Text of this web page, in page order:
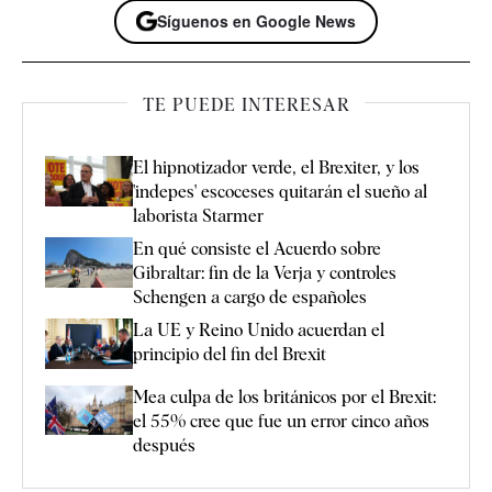
Síguenos en Google News
TE PUEDE INTERESAR
El hipnotizador verde, el Brexiter, y los
'indepes' escoceses quitarán el sueño al
laborista Starmer
En qué consiste el Acuerdo sobre
Gibraltar: fin de la Verja y controles
Schengen a cargo de españoles
La UE y Reino Unido acuerdan el
principio del fin del Brexit
Mea culpa de los británicos por el Brexit:
el 55% cree que fue un error cinco años
después